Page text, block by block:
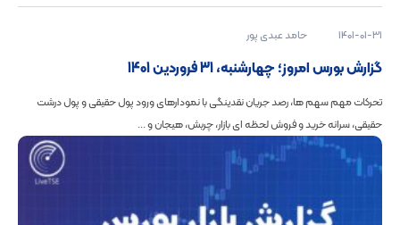
1401-01-31 حامد عبدی پور
گزارش بورس امروز؛ چهارشنبه، 31 فروردین 1401
تحرکات مهم سهم ها، رصد جریان نقدینگی با نمودارهای ورود پول حقیقی و پول درشت
حقیقی، سرانه خرید و فروش لحظه ای بازار، چربش، هیجان و ...